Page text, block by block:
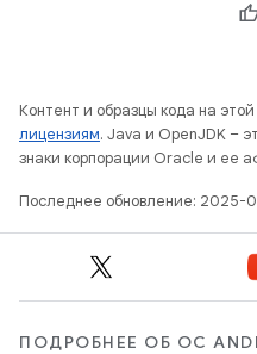
Контент и образцы кода на
лицензиям. Java и OpenJDK –
знаки корпорации Oracle и ее
Последнее обновление: 2025-
ПОДРОБНЕЕ ОБ ОС